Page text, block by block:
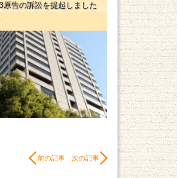
原告の訴訟を提起しました
次の記事
前の記事